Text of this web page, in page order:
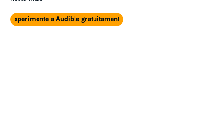
Experimente a Audible gratuitamente